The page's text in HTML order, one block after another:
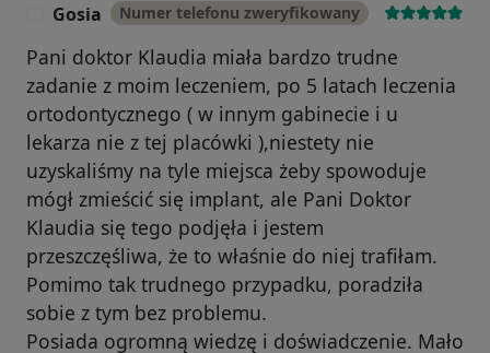
Gosia Numer telefonu zweryfikowany
Pani doktor Klaudia miała bardzo trudne
zadanie z moim leczeniem, po 5 latach leczenia
ortodontycznego ( w innym gabinecie i u
lekarza nie z tej placówki ),niestety nie
uzyskaliśmy na tyle miejsca żeby spowoduje
mógł zmieścić się implant, ale Pani Doktor
Klaudia się tego podjęła i jestem
przeszczęśliwa, że to właśnie do niej trafiłam.
Pomimo tak trudnego przypadku, poradziła
sobie z tym bez problemu.
Posiada ogromną wiedzę i doświadczenie. Mało